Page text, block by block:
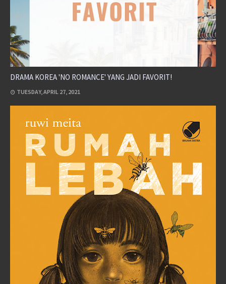
DRAMA KOREA 'NO ROMANCE' YANG JADI FAVORIT!
TUESDAY, APRIL 27, 2021